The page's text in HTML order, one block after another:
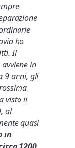
ho
Il
avviene in
9 anni, gli
visto il
al
quasi
in